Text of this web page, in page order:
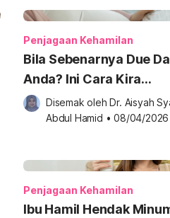
Penjagaan Kehamilan
Bila Sebenarnya Due
Anda? Ini Cara Kira
Kehamilan Yang Ramai
Tahu
Disemak oleh Dr. Aisyah
Abdul Hamid • 08/04/2026
Penjagaan Kehamilan
Ibu Hamil Hendak